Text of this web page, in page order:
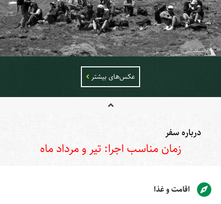
عکس‌های بیشتر
درباره سفر
زمان مناسب اجرا: تیر و مرداد ماه
اقامت و غذا